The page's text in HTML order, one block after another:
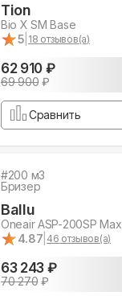
Tion
Bio X SM Base
★
★5 18 отзывов(а)
62 910 ₽
69 900₽
Сравнить
#200 м3
Бризер
Ballu
Oneair ASP-200SP Max
★
★4.87 46 отзывов(а)
63 243 ₽
70 270₽